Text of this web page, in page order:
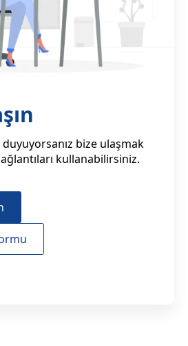
duyuyorsanız bize ulaşmak
kullanabilirsiniz.